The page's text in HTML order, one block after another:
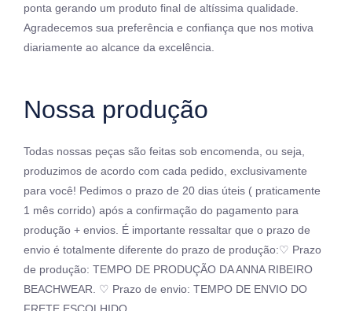
ponta gerando um produto final de altíssima qualidade.
Agradecemos sua preferência e confiança que nos motiva
diariamente ao alcance da excelência.
Nossa produção
Todas nossas peças são feitas sob encomenda, ou seja,
produzimos de acordo com cada pedido, exclusivamente
para você! Pedimos o prazo de 20 dias úteis ( praticamente
1 mês corrido) após a confirmação do pagamento para
produção + envios. É importante ressaltar que o prazo de
envio é totalmente diferente do prazo de produção:♡ Prazo
de produção: TEMPO DE PRODUÇÃO DA ANNA RIBEIRO
BEACHWEAR. ♡ Prazo de envio: TEMPO DE ENVIO DO
FRETE ESCOLHIDO.